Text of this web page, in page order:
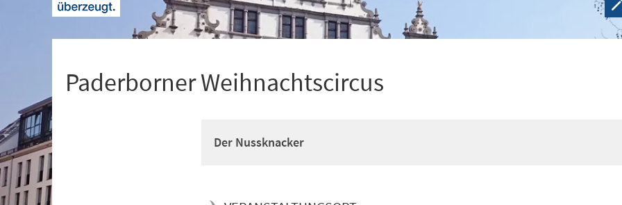
Paderborner Weihnachtscircus
Der Nussknacker